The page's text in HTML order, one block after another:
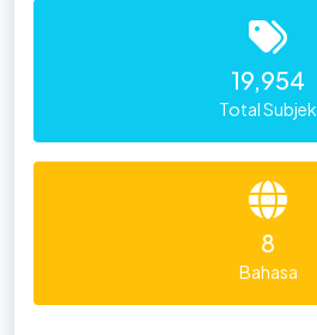
19,954
Total Subjek
8
Bahasa